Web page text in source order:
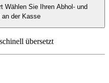
Wählen Sie Ihren Abhol- und
an der Kasse
übersetzt